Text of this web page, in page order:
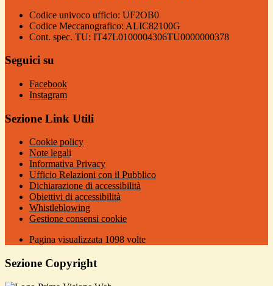
Codice univoco ufficio: UF2OB0
Codice Meccanografico: ALIC82100G
Cont. spec. TU: IT47L0100004306TU0000000378
Seguici su
Facebook
Instagram
Sezione Link Utili
Cookie policy
Note legali
Informativa Privacy
Ufficio Relazioni con il Pubblico
Dichiarazione di accessibilità
Obiettivi di accessibilità
Whistleblowing
Gestione consensi cookie
Pagina visualizzata 1098 volte
Sezione Copyright